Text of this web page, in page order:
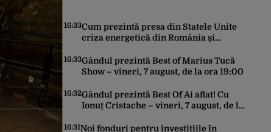
16:33Cum prezintă presa din Statele Unite
criza energetică din România și
economiile Europei
16:33Gândul prezintă Best of Marius Tucă
Show – vineri, 7 august, de la ora 19:00
16:32Gândul prezintă Best Of Ai aflat! Cu
Ionuț Cristache – vineri, 7 august, de la
16:31Noi fonduri pentru investițiile în